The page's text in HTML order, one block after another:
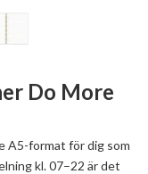
Do More
A5-format för dig som
kl. 07–22 är det